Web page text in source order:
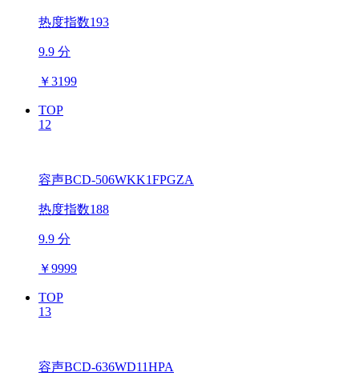
热度指数193
9.9 分
￥3199
TOP
12
容声BCD-506WKK1FPGZA
热度指数188
9.9 分
￥9999
TOP
13
容声BCD-636WD11HPA